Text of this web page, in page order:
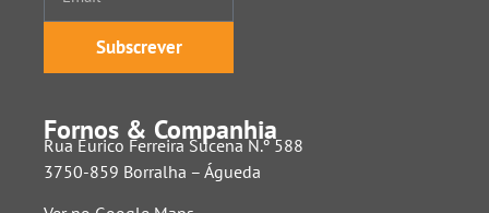
Subscrever
Fornos & Companhia
Rua Eurico Ferreira Sucena N.º 588
3750-859 Borralha – Águeda